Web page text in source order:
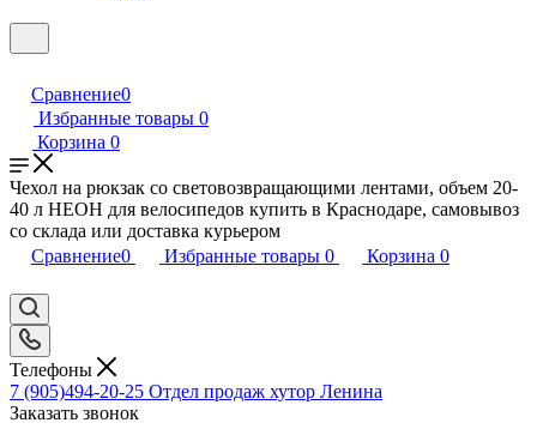
Сравнение0
Избранные товары 0
Корзина 0
Чехол на рюкзак со световозвращающими лентами, объем 20-
40 л НЕОН для велосипедов купить в Краснодаре, самовывоз
со склада или доставка курьером
Сравнение0 Избранные товары 0 Корзина 0
Телефоны
7 (905)494-20-25 Отдел продаж хутор Ленина
Заказать звонок